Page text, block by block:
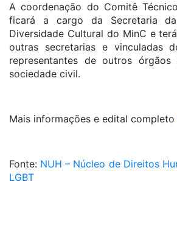
A coordenação do Comitê
ficará a cargo da Secretaria
Diversidade Cultural do MinC e
outras secretarias e vinculadas
representantes de outros
sociedade civil.
Mais informações e edital completo
Fonte: NUH – Núcleo de Direitos
LGBT